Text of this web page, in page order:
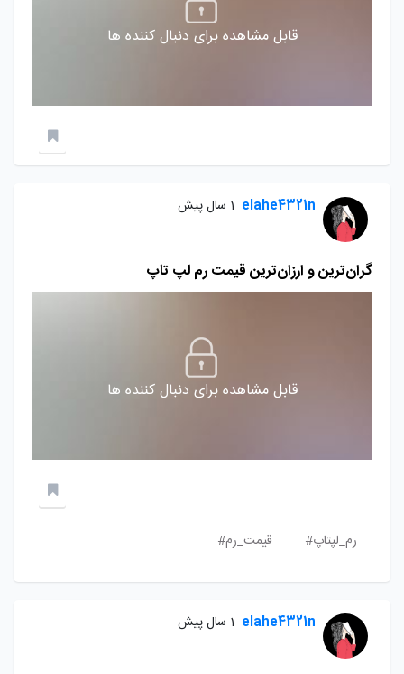
قابل مشاهده برای دنبال کننده ها
elahe4321n 1 سال پیش
گران‌ترین و ارزان‌ترین قیمت رم‌ لپ تاپ
قابل مشاهده برای دنبال کننده ها
رم_لپتاپ# قیمت_رم#
elahe4321n 1 سال پیش